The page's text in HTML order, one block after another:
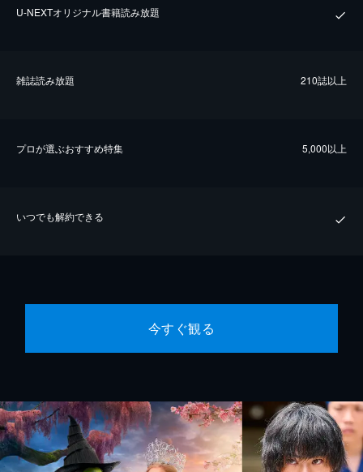
U-NEXTオリジナル書籍読み放題
雑誌読み放題 210誌以上
プロが選ぶおすすめ特集 5,000以上
いつでも解約できる
今すぐ観る